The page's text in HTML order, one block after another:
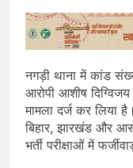
नगड़ी थाना में कांड
आरोपी आशीष
मामला दर्ज कर लिया
बिहार, झारखंड और
भर्ती परीक्षाओं में